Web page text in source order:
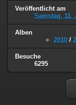
Veröffentlicht am
Samstag, 11.
Alben
2010 /
Besuche
6295